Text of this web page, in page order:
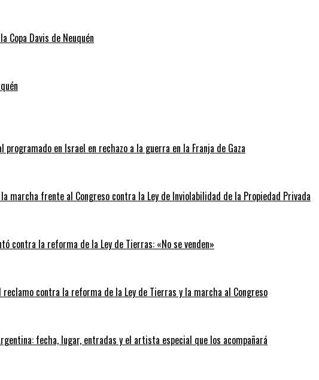
Copa Davis de Neuquén
programado en Israel en rechazo a la guerra en la Franja de Gaza
marcha frente al Congreso contra la Ley de Inviolabilidad de la Propiedad Privada
contra la reforma de la Ley de Tierras: «No se venden»
reclamo contra la reforma de la Ley de Tierras y la marcha al Congreso
fecha, lugar, entradas y el artista especial que los acompañará